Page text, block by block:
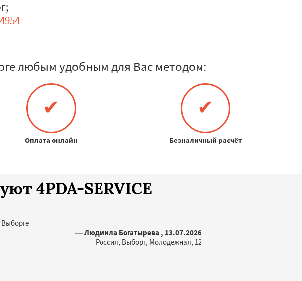
;
любым удобным для Вас методом:
✔
Оплата онлайн
✔
Безналичный расчёт
4PDA-SERVICE
— Людмила Богатырева , 13.07.2026
Россия, Выборг, Молодежная, 12